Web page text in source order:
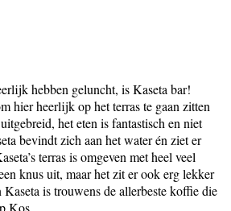
hebben geluncht, is Kaseta bar!
hier heerlijk op het terras te gaan zitten
het eten is fantastisch en niet
bevindt zich aan het water én ziet er
terras is omgeven met heel veel
knus uit, maar het zit er ook erg lekker
is trouwens de allerbeste koffie die
Kos.